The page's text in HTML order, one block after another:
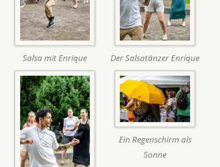
Salsa mit Enrique Der Salsatänzer Enrique
Ein Regenschirm als
Sonne